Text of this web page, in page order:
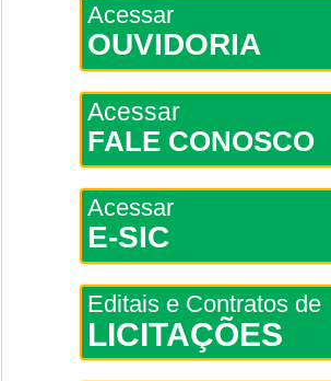
Acessar
OUVIDORIA
Acessar
FALE CONOSCO
Acessar
E-SIC
Editais e Contratos de
LICITAÇÕES